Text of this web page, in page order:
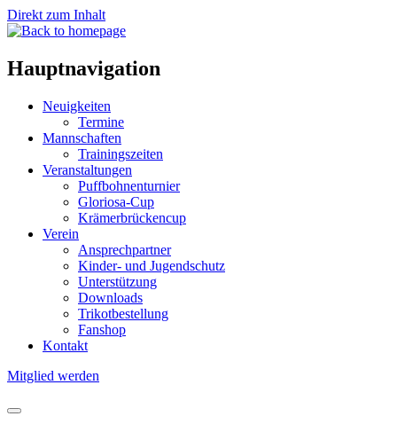
Direkt zum Inhalt
Hauptnavigation
Neuigkeiten
Termine
Mannschaften
Trainingszeiten
Veranstaltungen
Puffbohnenturnier
Gloriosa-Cup
Krämerbrückencup
Verein
Ansprechpartner
Kinder- und Jugendschutz
Unterstützung
Downloads
Trikotbestellung
Fanshop
Kontakt
Mitglied werden